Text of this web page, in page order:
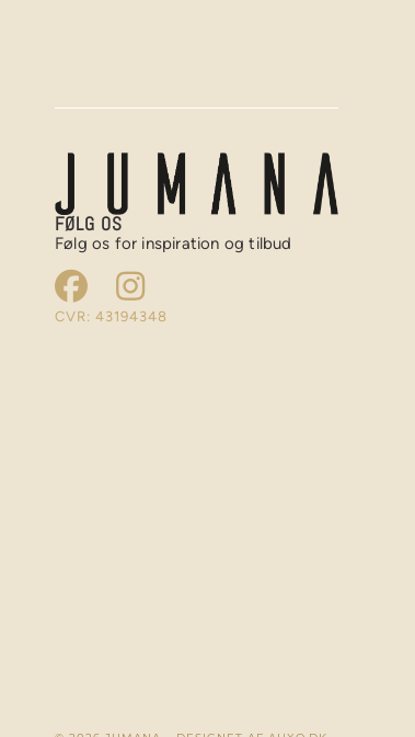
FØLG OS
Følg os for inspiration og tilbud
CVR: 43194348